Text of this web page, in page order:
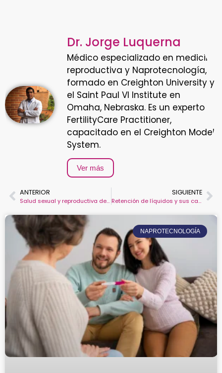
Dr. Jorge Luquerna
Médico especializado en medicina
reproductiva y Naprotecnología,
formado en Creighton University y
el Saint Paul VI Institute en
Omaha, Nebraska. Es un experto
FertilityCare Practitioner,
capacitado en el Creighton Model
System.
Ver más
ANTERIOR
Salud sexual y reproductiva desde un enfoque restaurativo
SIGUIENTE
Retención de líquidos y sus causas reales
NAPROTECNOLOGÍA